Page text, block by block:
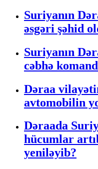
Suriyanın
əsgəri şəhid
Suriyanın
cəbhə
Dəraa
avtomobilin
Dəraada
hücumlar
yeniləyib?